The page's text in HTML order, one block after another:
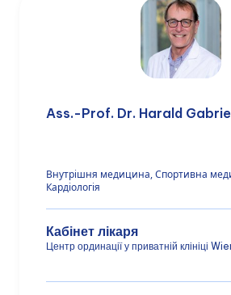
Ass.-Prof. Dr. Harald Gabriel
Внутрішня медицина, Cпортивна
Кардіологія
Кабінет лікаря
Центр ординації у приватній клініці